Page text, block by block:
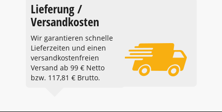
Lieferung /
Versandkosten
Wir garantieren schnelle
Lieferzeiten und einen
versandkostenfreien
Versand ab 99 € Netto
bzw. 117,81 € Brutto.